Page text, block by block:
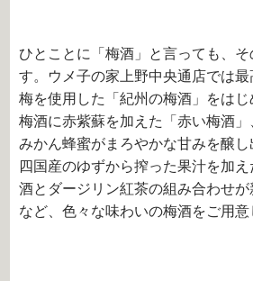
ひとことに「梅酒」と言っても、
す。ウメ子の家上野中央通店では
梅を使用した「紀州の梅酒」をは
梅酒に赤紫蘇を加えた「赤い梅酒
みかん蜂蜜がまろやかな甘みを醸し
四国産のゆずから搾った果汁を加
酒とダージリン紅茶の組み合わせが
など、色々な味わいの梅酒をご用意